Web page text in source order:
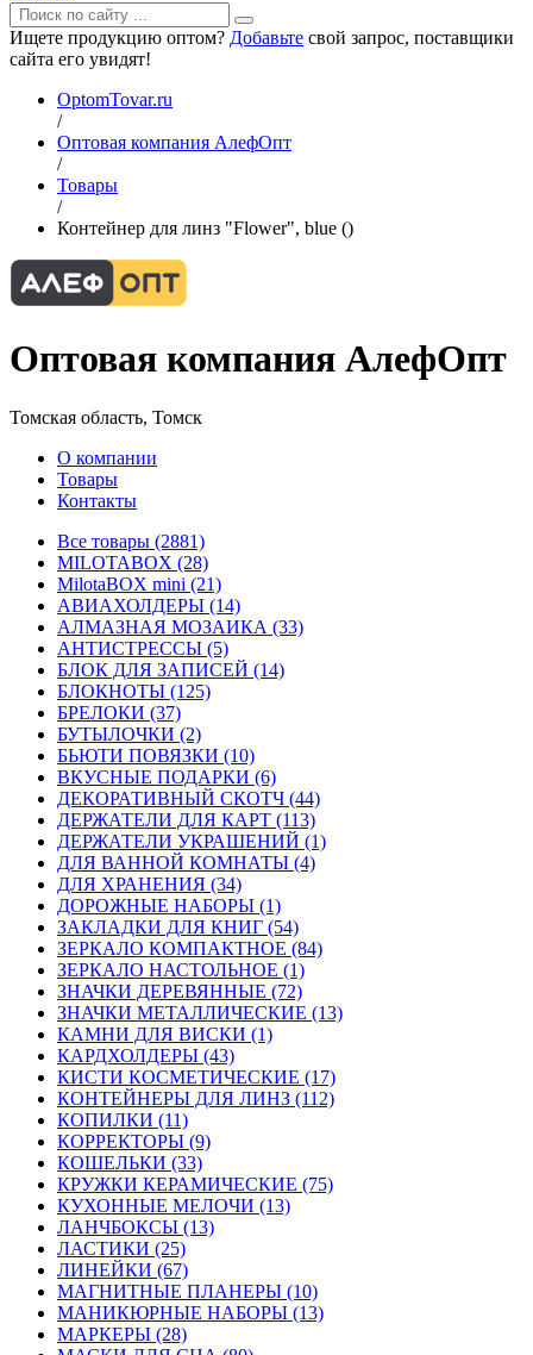
Ищете продукцию оптом? Добавьте свой запрос, поставщики
сайта его увидят!
OptomTovar.ru
/
Оптовая компания АлефОпт
/
Товары
/
Контейнер для линз "Flower", blue ()
Оптовая компания АлефОпт
Томская область, Томск
О компании
Товары
Контакты
Все товары (2881)
MILOTABOX (28)
MilotaBOX mini (21)
АВИАХОЛДЕРЫ (14)
АЛМАЗНАЯ МОЗАИКА (33)
АНТИСТРЕССЫ (5)
БЛОК ДЛЯ ЗАПИСЕЙ (14)
БЛОКНОТЫ (125)
БРЕЛОКИ (37)
БУТЫЛОЧКИ (2)
БЬЮТИ ПОВЯЗКИ (10)
ВКУСНЫЕ ПОДАРКИ (6)
ДЕКОРАТИВНЫЙ СКОТЧ (44)
ДЕРЖАТЕЛИ ДЛЯ КАРТ (113)
ДЕРЖАТЕЛИ УКРАШЕНИЙ (1)
ДЛЯ ВАННОЙ КОМНАТЫ (4)
ДЛЯ ХРАНЕНИЯ (34)
ДОРОЖНЫЕ НАБОРЫ (1)
ЗАКЛАДКИ ДЛЯ КНИГ (54)
ЗЕРКАЛО КОМПАКТНОЕ (84)
ЗЕРКАЛО НАСТОЛЬНОЕ (1)
ЗНАЧКИ ДЕРЕВЯННЫЕ (72)
ЗНАЧКИ МЕТАЛЛИЧЕСКИЕ (13)
КАМНИ ДЛЯ ВИСКИ (1)
КАРДХОЛДЕРЫ (43)
КИСТИ КОСМЕТИЧЕСКИЕ (17)
КОНТЕЙНЕРЫ ДЛЯ ЛИНЗ (112)
КОПИЛКИ (11)
КОРРЕКТОРЫ (9)
КОШЕЛЬКИ (33)
КРУЖКИ КЕРАМИЧЕСКИЕ (75)
КУХОННЫЕ МЕЛОЧИ (13)
ЛАНЧБОКСЫ (13)
ЛАСТИКИ (25)
ЛИНЕЙКИ (67)
МАГНИТНЫЕ ПЛАНЕРЫ (10)
МАНИКЮРНЫЕ НАБОРЫ (13)
МАРКЕРЫ (28)